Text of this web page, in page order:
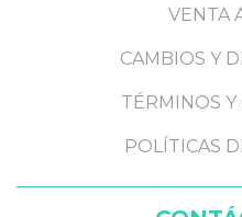
VENTA
CAMBIOS Y
TÉRMINOS
POLÍTICAS